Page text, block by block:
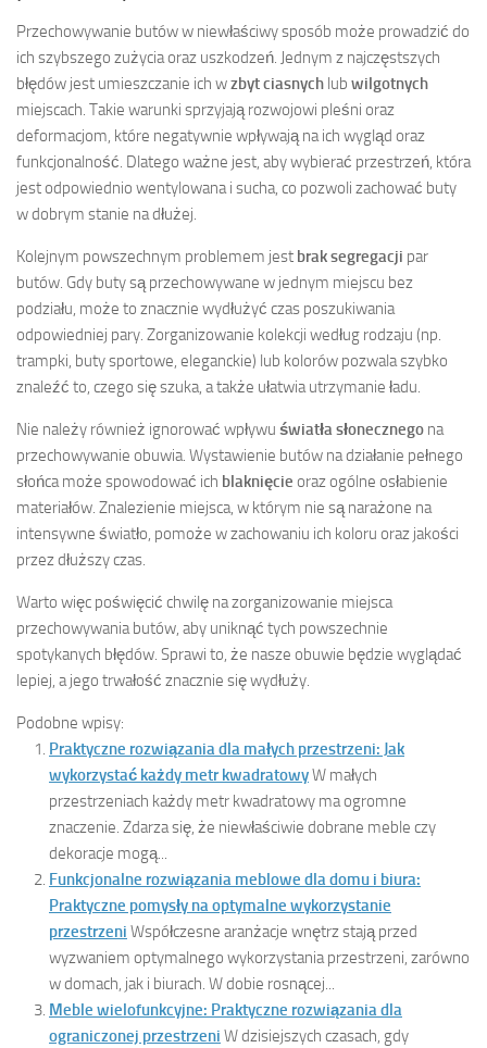
Przechowywanie butów w niewłaściwy sposób może prowadzić do
ich szybszego zużycia oraz uszkodzeń. Jednym z najczęstszych
błędów jest umieszczanie ich wzbyt ciasnych lub wilgotnych
miejscach. Takie warunki sprzyjają rozwojowi pleśni oraz
deformacjom, które negatywnie wpływają na ich wygląd oraz
funkcjonalność. Dlatego ważne jest, aby wybierać przestrzeń, która
jest odpowiednio wentylowana i sucha, co pozwoli zachować buty
w dobrym stanie na dłużej.
Kolejnym powszechnym problemem jest brak segregacji par
butów. Gdy buty są przechowywane w jednym miejscu bez
podziału, może to znacznie wydłużyć czas poszukiwania
odpowiedniej pary. Zorganizowanie kolekcji według rodzaju (np.
trampki, buty sportowe, eleganckie) lub kolorów pozwala szybko
znaleźć to, czego się szuka, a także ułatwia utrzymanie ładu.
Nie należy również ignorować wpływu światła słonecznego na
przechowywanie obuwia. Wystawienie butów na działanie pełnego
słońca może spowodować ich blaknięcie oraz ogólne osłabienie
materiałów. Znalezienie miejsca, w którym nie są narażone na
intensywne światło, pomoże w zachowaniu ich koloru oraz jakości
przez dłuższy czas.
Warto więc poświęcić chwilę na zorganizowanie miejsca
przechowywania butów, aby uniknąć tych powszechnie
spotykanych błędów. Sprawi to, że nasze obuwie będzie wyglądać
lepiej, a jego trwałość znacznie się wydłuży.
Podobne wpisy:
Praktyczne rozwiązania dla małych przestrzeni: Jak
wykorzystać każdy metr kwadratowyW małych
przestrzeniach każdy metr kwadratowy ma ogromne
znaczenie. Zdarza się, że niewłaściwie dobrane meble czy
dekoracje mogą...
Funkcjonalne rozwiązania meblowe dla domu i biura:
Praktyczne pomysły na optymalne wykorzystanie
przestrzeni Współczesne aranżacje wnętrz stają przed
wyzwaniem optymalnego wykorzystania przestrzeni, zarówno
w domach, jak i biurach. W dobie rosnącej...
Meble wielofunkcyjne: Praktyczne rozwiązania dla
ograniczonej przestrzeni W dzisiejszych czasach, gdy